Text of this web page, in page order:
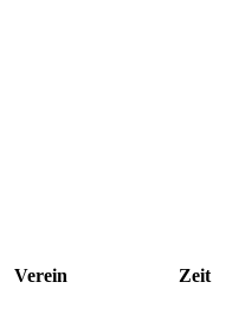
Verein Zeit